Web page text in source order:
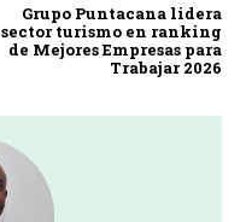
Grupo Puntacana lidera
sector turismo en ranking
de Mejores Empresas para
Trabajar 2026